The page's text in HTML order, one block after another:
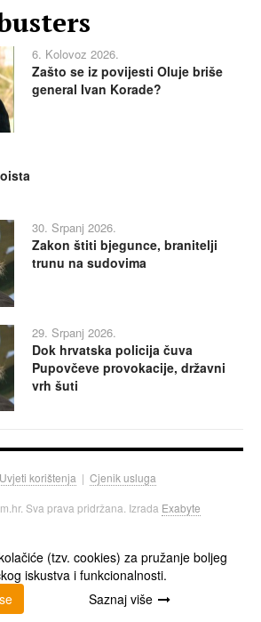
6. Kolovoz 2026.
Zašto se iz povijesti Oluje briše
general Ivan Korade?
30. Srpanj 2026.
Zakon štiti bjegunce, branitelji
trunu na sudovima
29. Srpanj 2026.
Dok hrvatska policija čuva
Pupovčeve provokacije, državni
vrh šuti
Uvjeti korištenja | Cjenik usluga
Sva prava pridržana. Izrada Exabyte
(tzv. cookies) za pružanje boljeg
iskustva i funkcionalnosti.
Saznaj više